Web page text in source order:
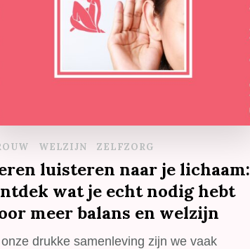
WELZIJN ZELFZORG
luisteren naar je lichaam:
wat je echt nodig hebt
meer balans en welzijn
drukke samenleving zijn we vaak